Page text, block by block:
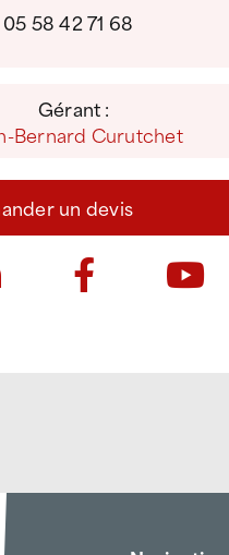
05 58 42 71 68
Gérant :
Bernard Curutchet
un devis